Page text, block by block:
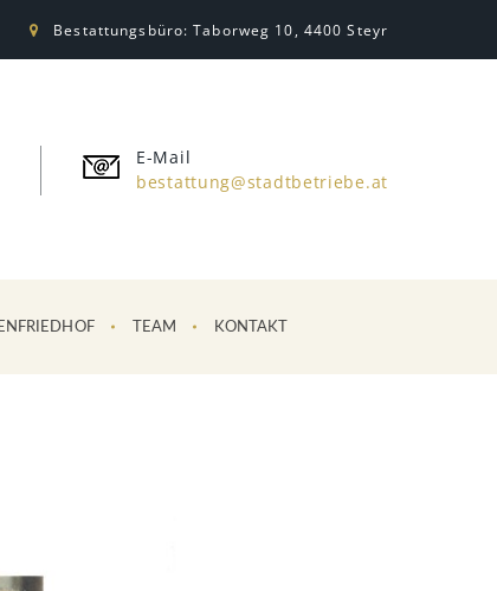
Bestattungsbüro: Taborweg 10, 4400 Steyr
E-Mail
bestattung@stadtbetriebe.at
TEAM KONTAKT